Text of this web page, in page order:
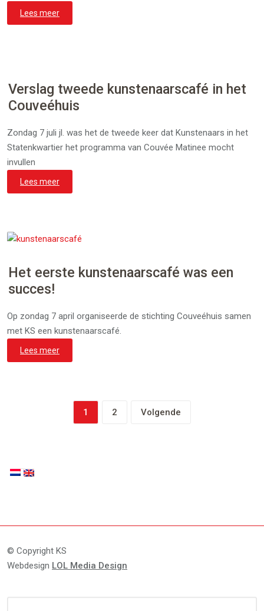
Lees meer
Verslag tweede kunstenaarscafé in het
Couveéhuis
Zondag 7 juli jl. was het de tweede keer dat Kunstenaars in het
Statenkwartier het programma van Couvée Matinee mocht
invullen
Lees meer
Het eerste kunstenaarscafé was een
succes!
Op zondag 7 april organiseerde de stichting Couveéhuis samen
met KS een kunstenaarscafé.
Lees meer
1 2 Volgende
© Copyright KS
Webdesign LOL Media Design